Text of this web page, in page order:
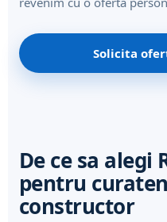
Solicita
De ce sa alegi
pentru
constructor